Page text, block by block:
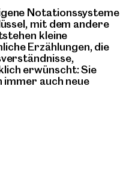
Notationssysteme
mit dem andere
kleine
Erzählungen, die
erwünscht: Sie
auch neue